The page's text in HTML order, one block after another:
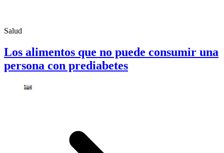
Salud
Los alimentos que no puede consumir una
persona con prediabetes